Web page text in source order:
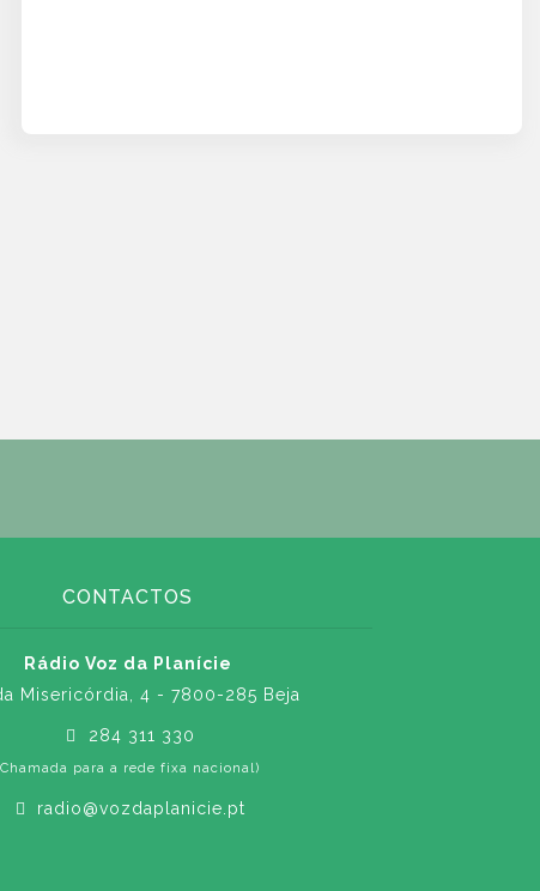
CONTACTOS
Rádio Voz da Planície
Misericórdia, 4 - 7800-285 Beja
284 311 330
para a rede fixa nacional)
radio@vozdaplanicie.pt